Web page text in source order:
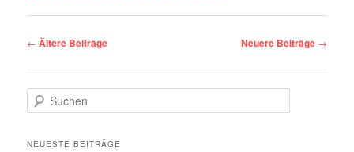
Beitragsnavigation
← Ältere Beiträge Neuere Beiträge →
u
h
NEUESTE BEITRÄGE